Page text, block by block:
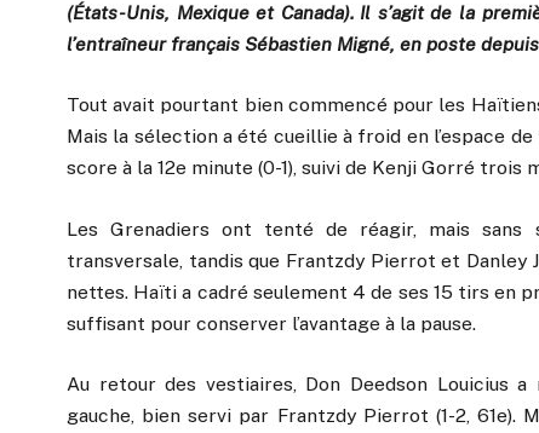
(États-Unis, Mexique et Canada). Il s’agit de la
l’entraîneur français Sébastien Migné, en poste
Tout avait pourtant bien commencé pour les
Mais la sélection a été cueillie à froid en l’espace
score à la 12e minute (0-1), suivi de Kenji Gorré trois
Les Grenadiers ont tenté de réagir, mais sans
transversale, tandis que Frantzdy Pierrot et Danley
nettes. Haïti a cadré seulement 4 de ses 15 tirs en
suffisant pour conserver l’avantage à la pause.
Au retour des vestiaires, Don Deedson Louicius
gauche, bien servi par Frantzdy Pierrot (1-2,